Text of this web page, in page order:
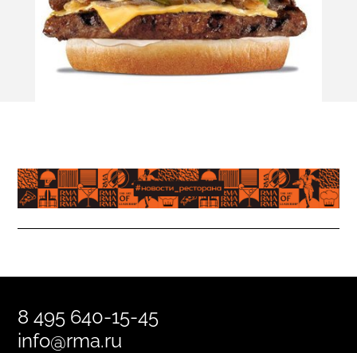
8 495 640-15-45
info@rma.ru